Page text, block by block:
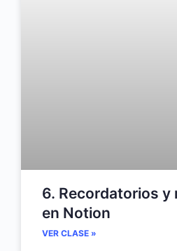
6. Recordatorios y
en Notion
VER CLASE »